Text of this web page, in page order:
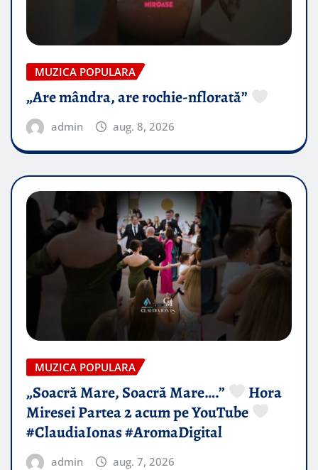
MUZICA POPULARA
„Are mândra, are rochie-nflorată”
admin aug. 8, 2026
MUZICA POPULARA
„Soacră Mare, Soacră Mare….”
Hora
Miresei Partea 2 acum pe YouTube
#ClaudiaIonas #AromaDigital
admin aug. 7, 2026